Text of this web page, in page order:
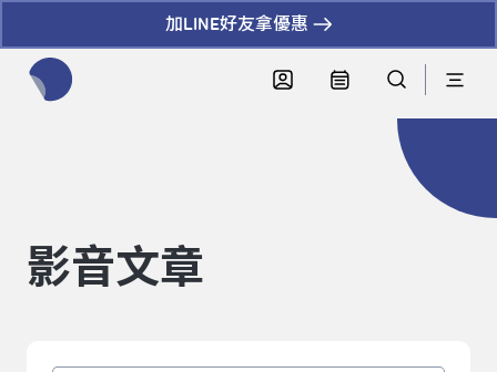
加LINE好友拿優惠
影音文章